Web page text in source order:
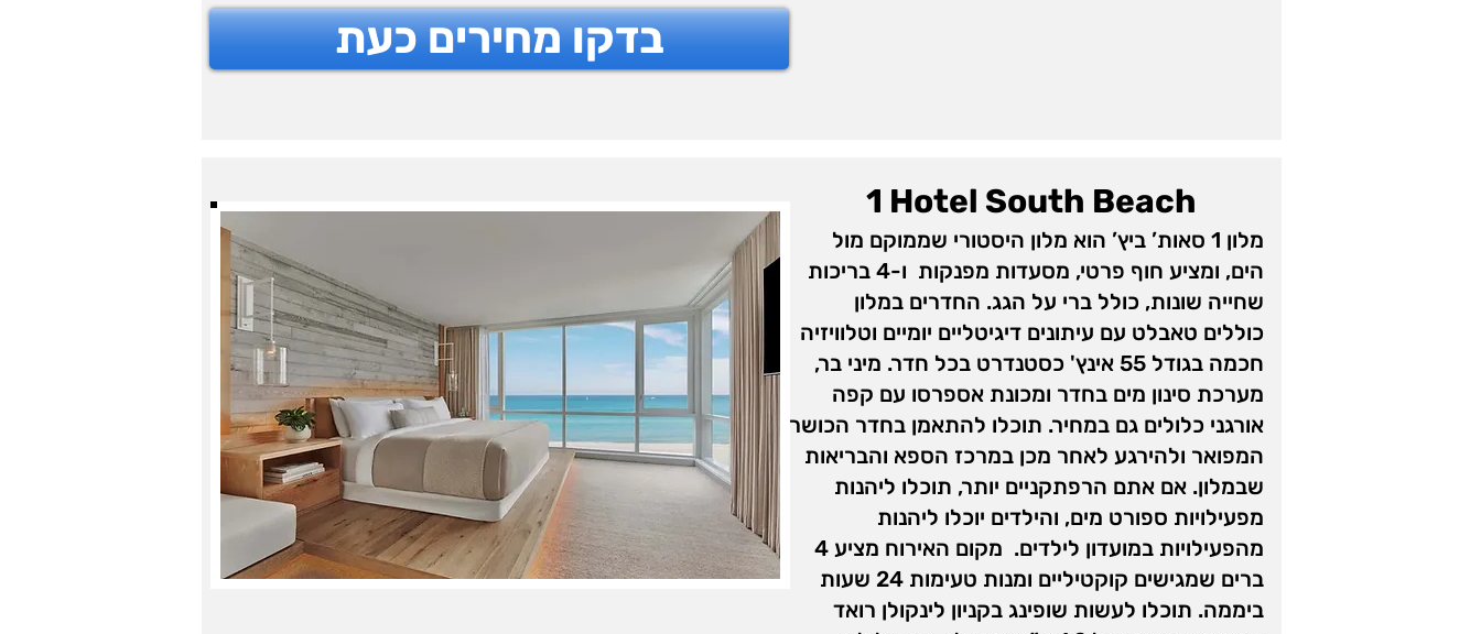
בדקו מחירים כעת
1 Hotel South Beach
מלון 1 סאות’ ביץ’ הוא מלון היסטורי שממוקם מול
הים, ומציע חוף פרטי, מסעדות מפנקות ו-4 בריכות
שחייה שונות, כולל ברי על הגג. החדרים במלון
כוללים טאבלט עם עיתונים דיגיטליים יומיים וטלוויזיה
חכמה בגודל 55 אינץ' כסטנדרט בכל חדר. מיני בר,
מערכת סינון מים בחדר ומכונת אספרסו עם קפה
אורגני כלולים גם במחיר. תוכלו להתאמן בחדר הכושר
המפואר ולהירגע לאחר מכן במרכז הספא והבריאות
שבמלון. אם אתם הרפתקניים יותר, תוכלו ליהנות
מפעילויות ספורט מים, והילדים יוכלו ליהנות
מהפעילויות במועדון לילדים. מקום האירוח מציע 4
ברים שמגישים קוקטיליים ומנות טעימות 24 שעות
ביממה. תוכלו לעשות שופינג בקניון לינקולן רואד